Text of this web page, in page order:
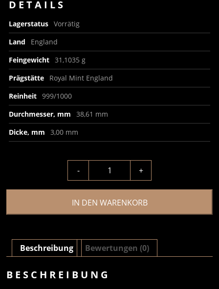
DETAILS
Lagerstatus Vorrätig
Land
England
Feingewicht 31,1035 g
Prägstätte
Royal Mint England
Reinheit 999/1000
Durchmesser, mm
38,61 mm
Dicke, mm
3,00 mm
- +
IN DEN WARENKORB
Beschreibung Bewertungen (0)
BESCHREIBUNG